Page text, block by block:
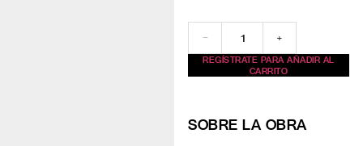
− +
REGÍSTRATE PARA AÑADIR AL
CARRITO
SOBRE LA OBRA